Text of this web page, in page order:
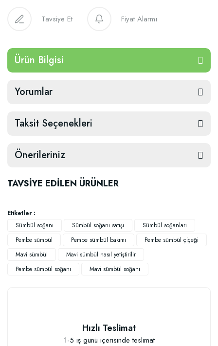
Tavsiye Et Fiyat Alarmı
Ürün Bilgisi
Yorumlar
Taksit Seçenekleri
Önerileriniz
TAVSİYE EDİLEN ÜRÜNLER
TÜKENDI
Etiketler :
Sümbül soğanı
Sümbül soğanı satışı
Sümbül soğanları
Pembe sümbül
Pembe sümbül bakımı
Pembe sümbül çiçeği
Mavi sümbül
Mavi sümbül nasıl yetiştirilir
Pembe sümbül soğanı
Mavi sümbül soğanı
Hızlı Teslimat
1-5 iş günü içerisinde teslimat